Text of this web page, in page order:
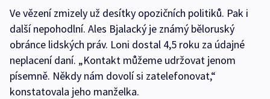
Ve vězení zmizely už desítky opozičních politiků. Pak i
další nepohodlní. Ales Bjalacký je známý běloruský
obránce lidských práv. Loni dostal 4,5 roku za údajné
neplacení daní. „Kontakt můžeme udržovat jenom
písemně. Někdy nám dovolí si zatelefonovat,“
konstatovala jeho manželka.